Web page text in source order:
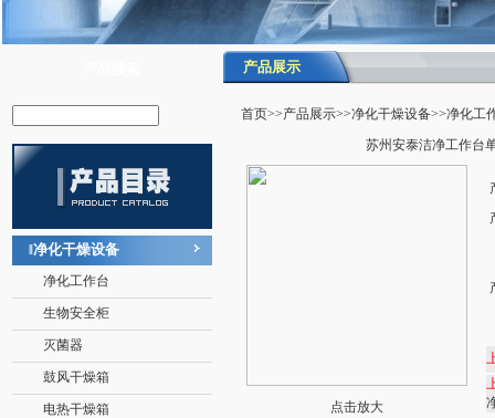
净化干燥设备
净化工作台
生物安全柜
灭菌器
鼓风干燥箱
电热干燥箱
产品展示
首页>>产品展示>>净化干燥设备>>净化工
苏州安泰洁净工作台
点击放大